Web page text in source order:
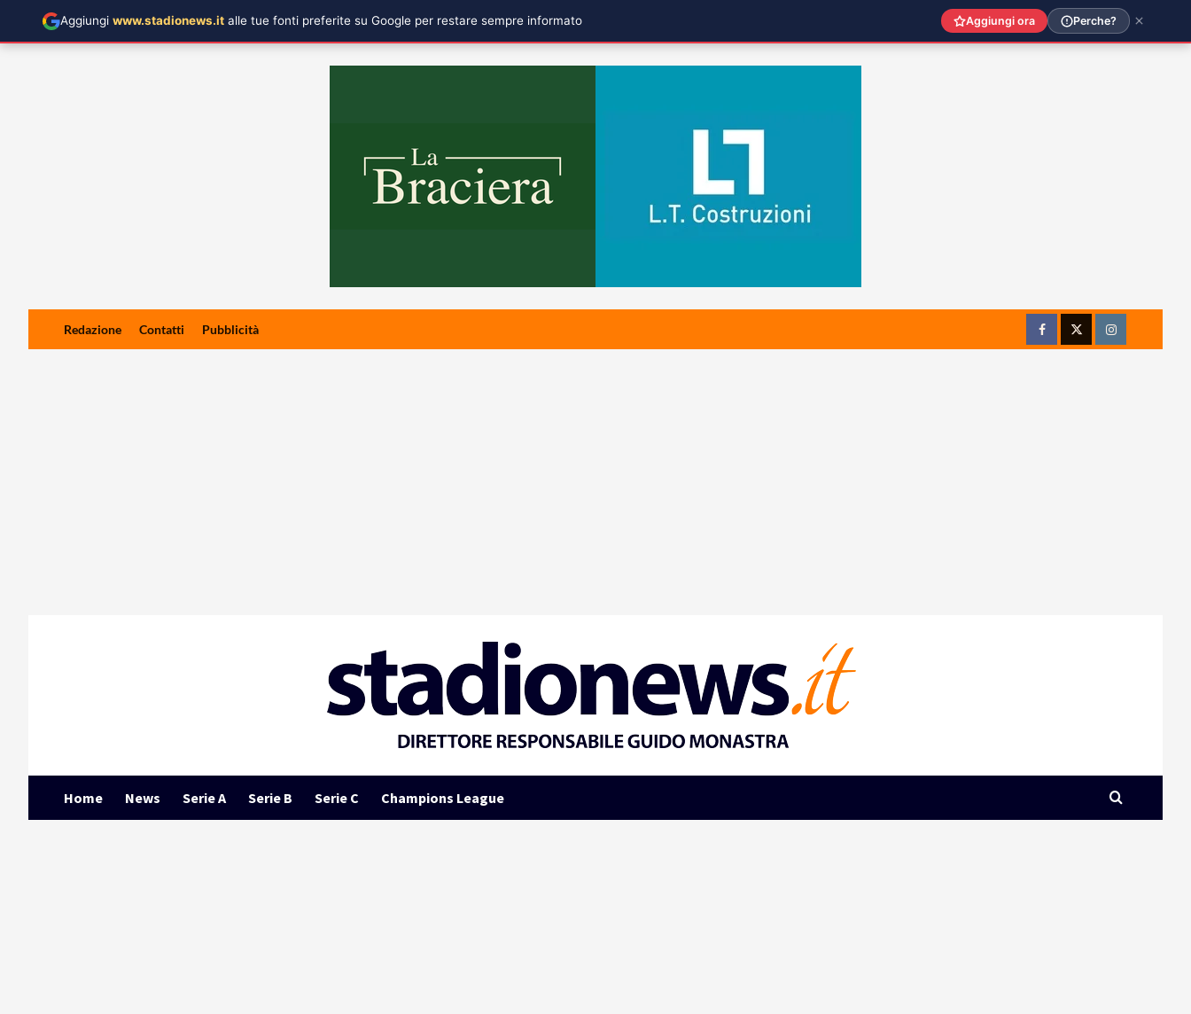
Redazione Contatti Pubblicità
FacebookTwitterInstagram
Home News Serie A Serie B Serie C Champions League
Aggiungi www.stadionews.it alle tue fonti preferite su Google per restare sempre informato Aggiungi ora Perche?